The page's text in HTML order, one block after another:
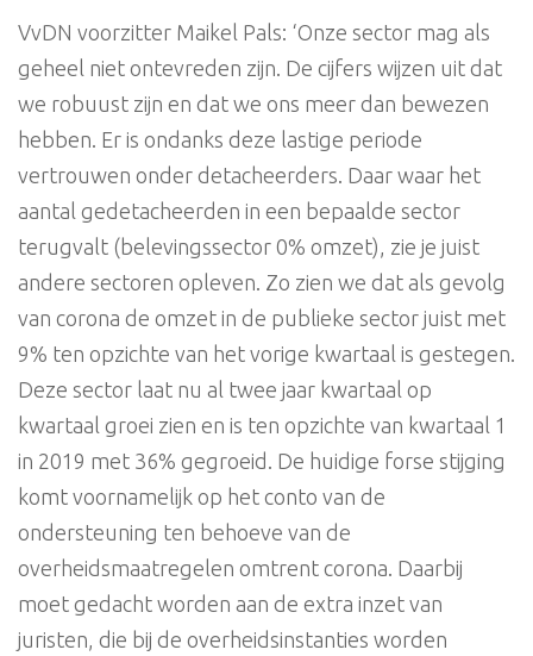
VvDN voorzitter Maikel Pals: ‘Onze sector mag als
geheel niet ontevreden zijn. De cijfers wijzen uit dat
we robuust zijn en dat we ons meer dan bewezen
hebben. Er is ondanks deze lastige periode
vertrouwen onder detacheerders. Daar waar het
aantal gedetacheerden in een bepaalde sector
terugvalt (belevingssector 0% omzet), zie je juist
andere sectoren opleven. Zo zien we dat als gevolg
van corona de omzet in de publieke sector juist met
9% ten opzichte van het vorige kwartaal is gestegen.
Deze sector laat nu al twee jaar kwartaal op
kwartaal groei zien en is ten opzichte van kwartaal 1
in 2019 met 36% gegroeid. De huidige forse stijging
komt voornamelijk op het conto van de
ondersteuning ten behoeve van de
overheidsmaatregelen omtrent corona. Daarbij
moet gedacht worden aan de extra inzet van
juristen, die bij de overheidsinstanties worden